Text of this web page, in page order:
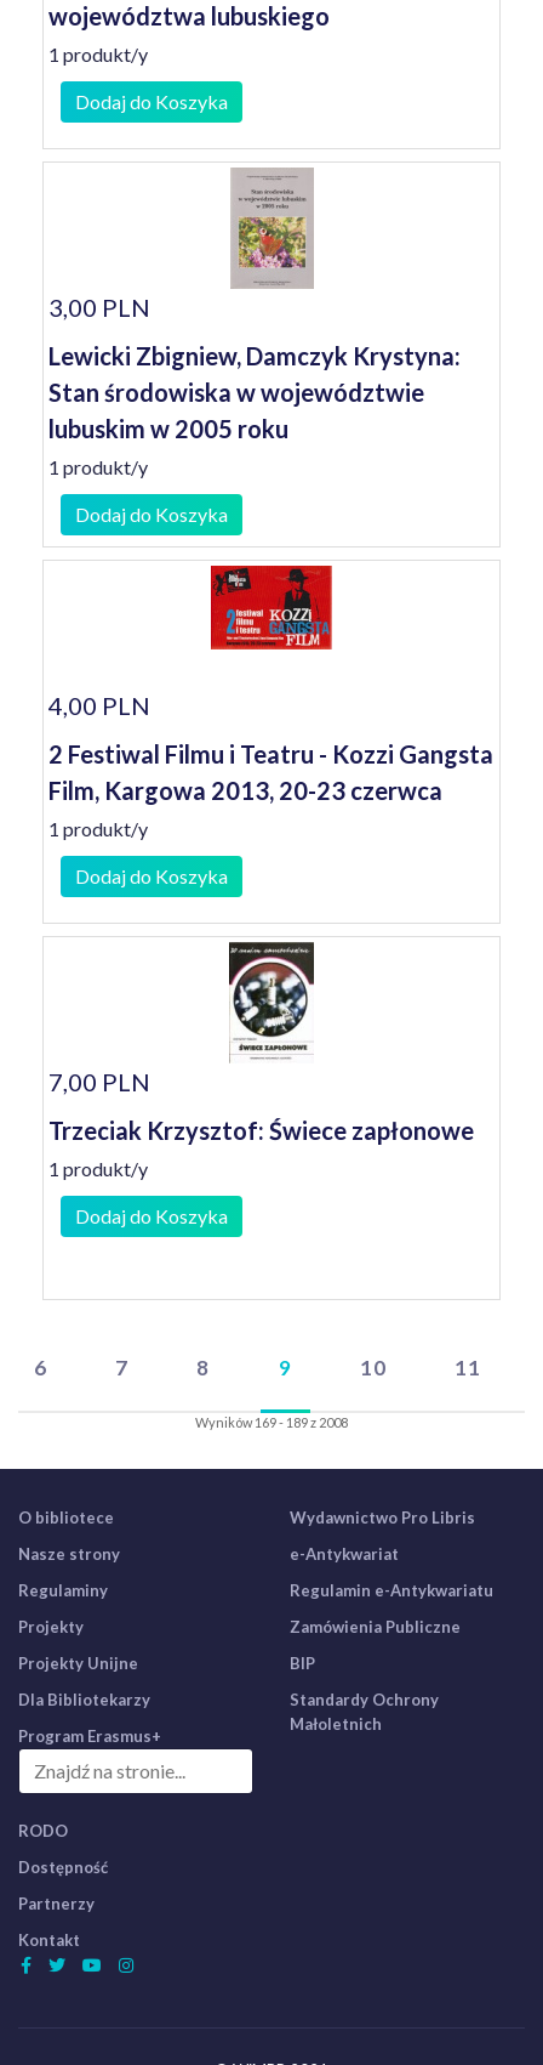
województwa lubuskiego
1 produkt/y
Dodaj do Koszyka
3,00 PLN
Lewicki Zbigniew, Damczyk Krystyna:
Stan środowiska w województwie
lubuskim w 2005 roku
1 produkt/y
Dodaj do Koszyka
4,00 PLN
2 Festiwal Filmu i Teatru - Kozzi Gangsta
Film, Kargowa 2013, 20-23 czerwca
1 produkt/y
Dodaj do Koszyka
7,00 PLN
Trzeciak Krzysztof: Świece zapłonowe
1 produkt/y
Dodaj do Koszyka
6 7 8 9 10 11
Wyników 169 - 189 z 2008
O bibliotece
Nasze strony
Regulaminy
Projekty
Projekty Unijne
Dla Bibliotekarzy
Program Erasmus+
Wydawnictwo Pro Libris
e-Antykwariat
Regulamin e-Antykwariatu
Zamówienia Publiczne
BIP
Standardy Ochrony
Małoletnich
RODO
Dostępność
Partnerzy
Kontakt